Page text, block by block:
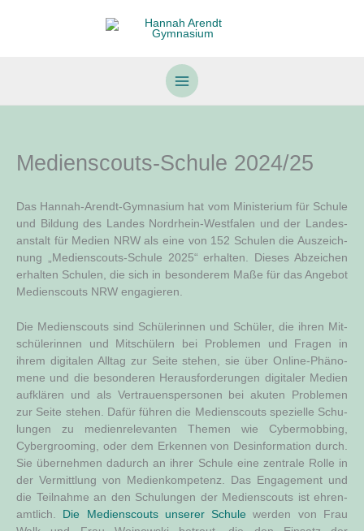
Medienscouts-Schule 2024/25
Das Han­nah-Are­ndt-Gym­na­si­um hat vom Minis­te­ri­um für Schu­le
und Bil­dung des Lan­des Nord­rhein-West­fa­len und der Lan­des­
an­stalt für Medi­en NRW als eine von 152 Schu­len die Aus­zeich­
nung „Medi­en­scouts-Schu­le 2025“ erhal­ten. Die­ses Abzei­chen
erhal­ten Schu­len, die sich in beson­de­rem Maße für das Ange­bot
Medi­en­scouts NRW engagieren.
Die Medi­en­scouts sind Schü­le­rin­nen und Schü­ler, die ihren Mit­
schü­le­rin­nen und Mit­schü­lern bei Pro­ble­men und Fra­gen in
ihrem digi­ta­len All­tag zur Sei­te ste­hen, sie über Online-Phä­no­
me­ne und die beson­de­ren Her­aus­for­de­run­gen digi­ta­ler Medi­en
auf­klä­ren und als Ver­trau­ens­per­so­nen bei aku­ten Pro­ble­men
zur Sei­te ste­hen. Dafür füh­ren die Medi­en­scouts spe­zi­el­le Schu­
lun­gen zu medi­en­re­le­van­ten The­men wie Cyber­mob­bing,
Cyber­g­roo­ming, oder dem Erken­nen von Des­in­for­ma­ti­on durch.
Sie über­neh­men dadurch an ihrer Schu­le eine zen­tra­le Rol­le in
der Ver­mitt­lung von Medi­en­kom­pe­tenz. Das Enga­ge­ment und
die Teil­nah­me an den Schu­lun­gen der Medi­en­scouts ist ehren­
amt­lich.
Die Medi­en­scouts unse­rer Schu­le wer­den von Frau